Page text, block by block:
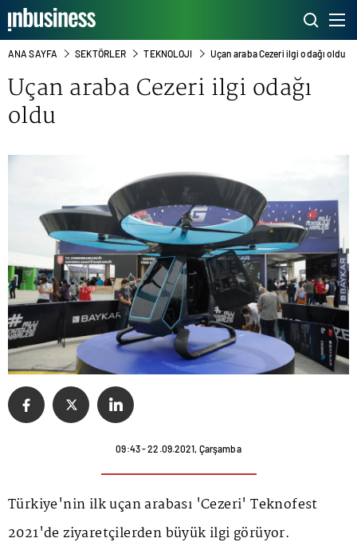
ANA SAYFA SEKTÖRLER TEKNOLOJI Uçan araba Cezeri ilgi odağı oldu
Uçan araba Cezeri ilgi odağı
oldu
09:43 - 22.09.2021, Çarşamba
Türkiye'nin ilk uçan arabası 'Cezeri' Teknofest
2021'de ziyaretçilerden büyük ilgi görüyor.